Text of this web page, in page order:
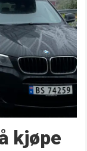
kjøpe